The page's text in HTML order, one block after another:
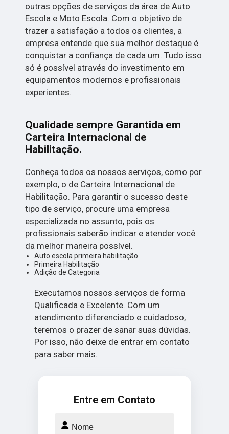
outras opções de serviços da área de Auto
Escola e Moto Escola. Com o objetivo de
trazer a satisfação a todos os clientes, a
empresa entende que sua melhor destaque é
conquistar a confiança de cada um. Tudo isso
só é possível através do investimento em
equipamentos modernos e profissionais
experientes.
Qualidade sempre Garantida em
Carteira Internacional de
Habilitação.
Conheça todos os nossos serviços, como por
exemplo, o de Carteira Internacional de
Habilitação. Para garantir o sucesso deste
tipo de serviço, procure uma empresa
especializada no assunto, pois os
profissionais saberão indicar e atender você
da melhor maneira possível.
Auto escola primeira habilitação
Primeira Habilitação
Adição de Categoria
Executamos nossos serviços de forma
Qualificada e Excelente. Com um
atendimento diferenciado e cuidadoso,
teremos o prazer de sanar suas dúvidas.
Por isso, não deixe de entrar em contato
para saber mais.
Entre em Contato